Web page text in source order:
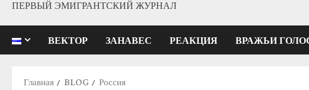
ПЕРВЫЙ ЭМИГРАНТСКИЙ ЖУРНАЛ
ВЕКТОР ЗАНАВЕС РЕАКЦИЯ ВРАЖЬИ
Главная BLOG Россия